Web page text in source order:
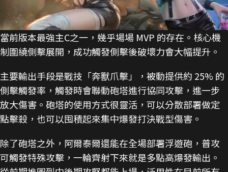
當前版本最強主C之一，幾乎場場 MVP 的存在。核心機
制圍繞側擊展開，成功觸發側擊後破壞力會大幅提升。
主要輸出手段是戰技「奔獸爪擊」，被動提供約 25% 的
側擊觸發率，觸發時會聯動砲塔進行協同攻擊，進一步
放大傷害。砲塔的使用方式很靈活，可以分散部署做定
點擊殺，也可以囤積起來集中爆發打決戰型傷害。
除了砲塔之外，阿爾泰爾還能在全場部署浮遊砲，普攻
可觸發特殊攻擊，一輪齊射下來就是多點高爆發輸出。